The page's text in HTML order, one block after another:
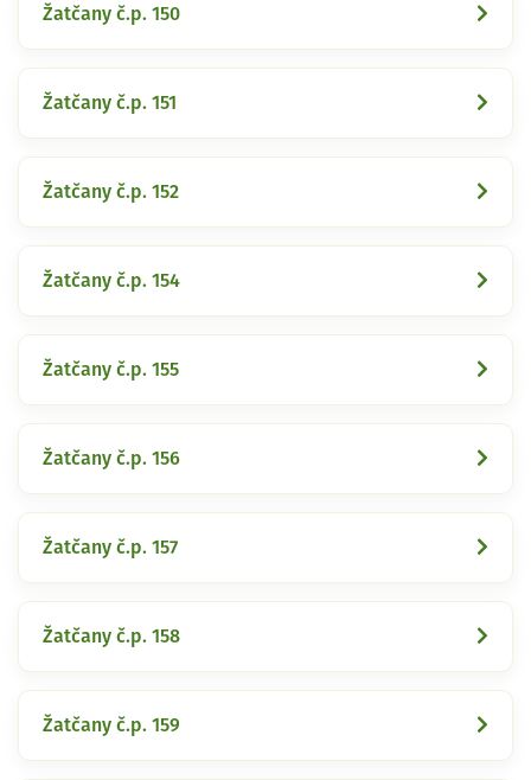
Žatčany č.p. 150
Žatčany č.p. 151
Žatčany č.p. 152
Žatčany č.p. 154
Žatčany č.p. 155
Žatčany č.p. 156
Žatčany č.p. 157
Žatčany č.p. 158
Žatčany č.p. 159